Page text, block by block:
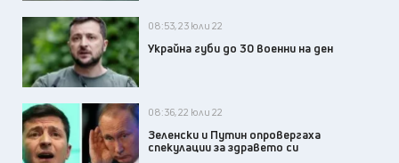
08:53, 23 юли 22
Украйна губи до 30 военни на ден
08:36, 22 юли 22
Зеленски и Путин опровергаха
спекулации за здравето си